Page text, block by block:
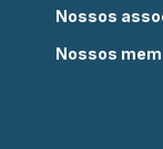
Nossos
Nossos